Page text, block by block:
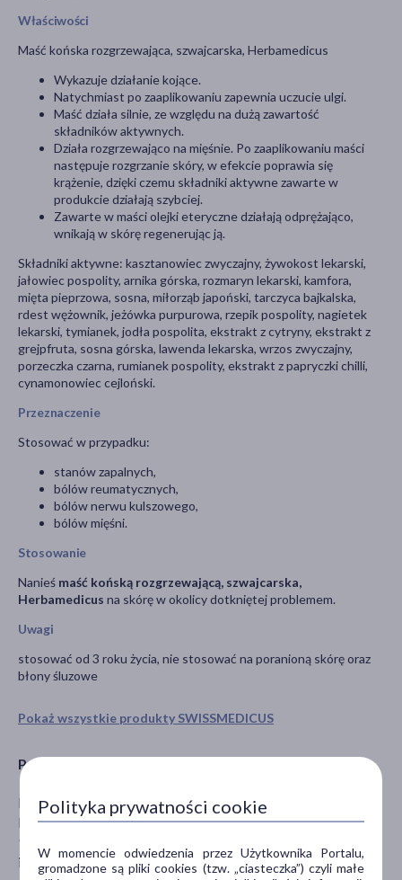
Pokaż wszystkie produkty SWISSMEDICUS
Producent
Herbamedicus
Kazimierza Wielkiego 3
95-080 Tuszyn
info@herbamedicus.pl
Właściwości
Maść końska rozgrzewająca, szwajcarska, Herbamedicus
Wykazuje działanie kojące.
Natychmiast po zaaplikowaniu zapewnia uczucie ulgi.
Maść działa silnie, ze względu na dużą zawartość
składników aktywnych.
Działa rozgrzewająco na mięśnie. Po zaaplikowaniu maści
następuje rozgrzanie skóry, w efekcie poprawia się
krążenie, dzięki czemu składniki aktywne zawarte w
produkcie działają szybciej.
Zawarte w maści olejki eteryczne działają odprężająco,
wnikają w skórę regenerując ją.
Składniki aktywne: kasztanowiec zwyczajny, żywokost lekarski,
jałowiec pospolity, arnika górska, rozmaryn lekarski, kamfora,
mięta pieprzowa, sosna, miłorząb japoński, tarczyca bajkalska,
rdest wężownik, jeżówka purpurowa, rzepik pospolity, nagietek
lekarski, tymianek, jodła pospolita, ekstrakt z cytryny, ekstrakt z
grejpfruta, sosna górska, lawenda lekarska, wrzos zwyczajny,
porzeczka czarna, rumianek pospolity, ekstrakt z papryczki chilli,
cynamonowiec cejloński.
Przeznaczenie
Stosować w przypadku:
stanów zapalnych,
bólów reumatycznych,
bólów nerwu kulszowego,
bólów mięśni.
Stosowanie
Nanieś maść końską rozgrzewającą, szwajcarska,
Herbamedicus na skórę w okolicy dotkniętej problemem.
Uwagi
stosować od 3 roku życia, nie stosować na poranioną skórę oraz
błony śluzowe
Polityka prywatności cookie
W momencie odwiedzenia przez Użytkownika Portalu,
gromadzone są pliki cookies (tzw. „ciasteczka”) czyli małe